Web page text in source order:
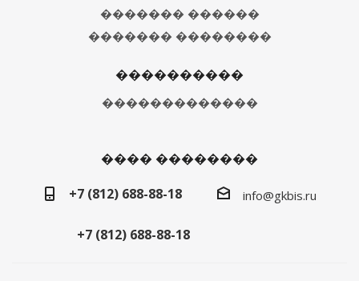
������� ������
������� ��������
����������
�������������
���� ��������
+7 (812) 688-88-18
+7 (812) 688-88-18
info@gkbis.ru